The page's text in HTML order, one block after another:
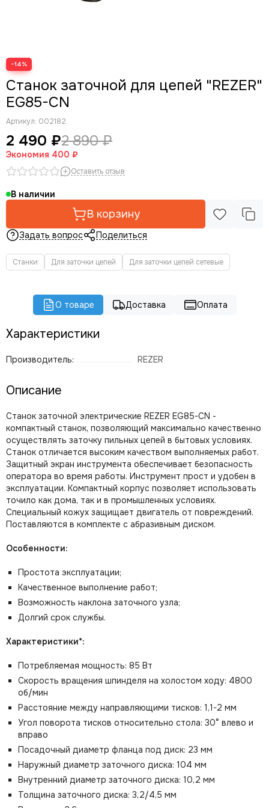
−14%
Станок заточной для цепей "REZER"
EG85-CN
Артикул: 002182
2 490 ₽2 890 ₽
Экономия 400 ₽
Оставить отзыв
В наличии
В корзину
Задать вопрос Поделиться
Станки Для заточки цепей Для заточки цепей сетевые
О товаре Доставка Оплата
Характеристики
Производитель: REZER
Описание
Станок заточной электрические REZER EG85-CN -
компактный станок, позволяющий максимально качественно
осуществлять заточку пильных цепей в бытовых условиях.
Станок отличается высоким качеством выполняемых работ.
Защитный экран инструмента обеспечивает безопасность
оператора во время работы. Инструмент прост и удобен в
эксплуатации. Компактный корпус позволяет использовать
точило как дома, так и в промышленных условиях.
Специальный кожух защищает двигатель от повреждений.
Поставляются в комплекте с абразивным диском.
Особенности:
Простота эксплуатации;
Качественное выполнение работ;
Возможность наклона заточного узла;
Долгий срок службы.
Характеристики*:
Потребляемая мощность: 85 Вт
Скорость вращения шпинделя на холостом ходу: 4800
об/мин
Расстояние между направляющими тисков: 1,1-2 мм
Угол поворота тисков относительно стола: 30° влево и
вправо
Посадочный диаметр фланца под диск: 23 мм
Наружный диаметр заточного диска: 104 мм
Внутренний диаметр заточного диска: 10,2 мм
Толщина заточного диска: 3,2/4,5 мм